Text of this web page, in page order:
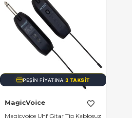
PEŞIN FIYATINA3 TAKSIT
MagicVoice
Magicvoice Uhf Gitar Tip Kablosuz